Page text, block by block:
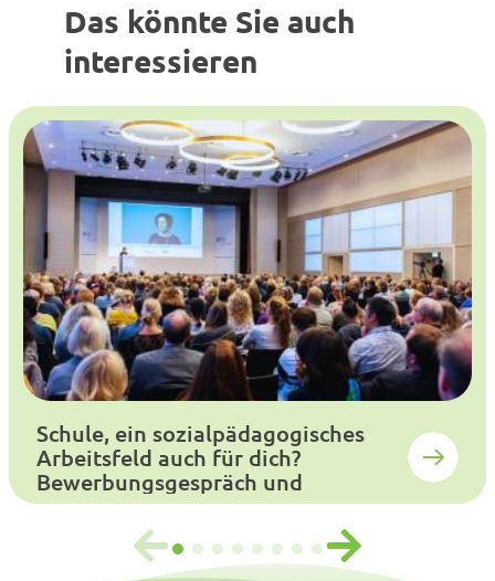
Das könnte Sie auch
interessieren
Schule, ein sozialpädagogisches
Arbeitsfeld auch für dich?
Bewerbungsgespräch und
Auswahlverfahren